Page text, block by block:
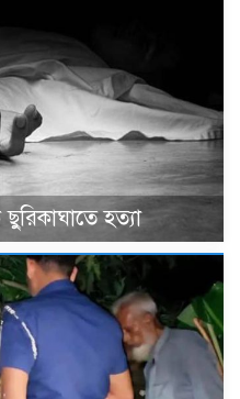
হত্যা